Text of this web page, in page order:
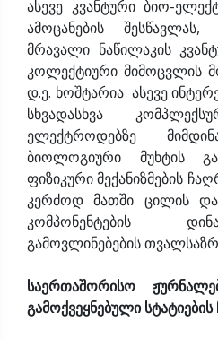
ასევე კვანტური ბიო-
ამოცანების
მრავალი ნაწილაკის
კოლექტიური მიმოცვლის
დ.ე. ხოშტარია ასევე
სხვადასხვა
ელექტროდებზე
ბიოლოგიური მუხტის
ფიზიკური მექანიზმების
კერძოდ მათში ცილის
კომპონენტების
გამოვლინებების
საერთაშორისო
გამოქვეყნებული